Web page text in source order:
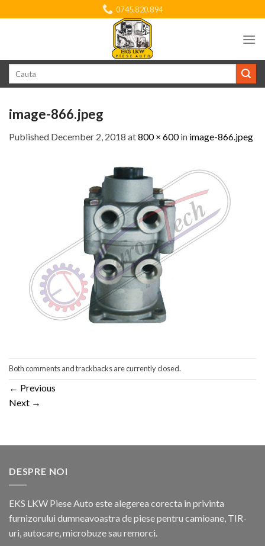
to
0745.820.894
image-866.jpeg
Published December 2, 2018 at800 × 600in image-866.jpeg
Both comments and trackbacks are currently closed.
← Previous
Next →
DESPRE NOI
EKS LKW Piese Auto este alegerea corecta in privinta
furnizorului dumneavoastra de piese pentru camioane, TIR-
uri, autocare, microbuze sau remorci.